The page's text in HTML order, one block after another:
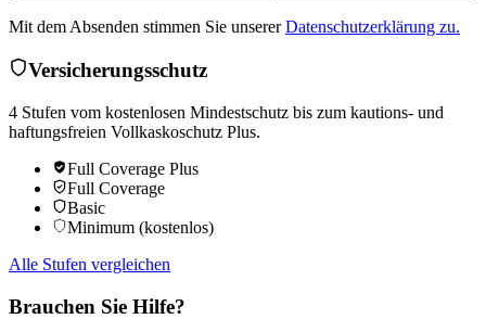
Mit dem Absenden stimmen Sie unserer Datenschutzerklärung zu.
Versicherungsschutz
4 Stufen vom kostenlosen Mindestschutz bis zum kautions- und
haftungsfreien Vollkaskoschutz Plus.
Full Coverage Plus
Full Coverage
Basic
Minimum (kostenlos)
Alle Stufen vergleichen
Brauchen Sie Hilfe?